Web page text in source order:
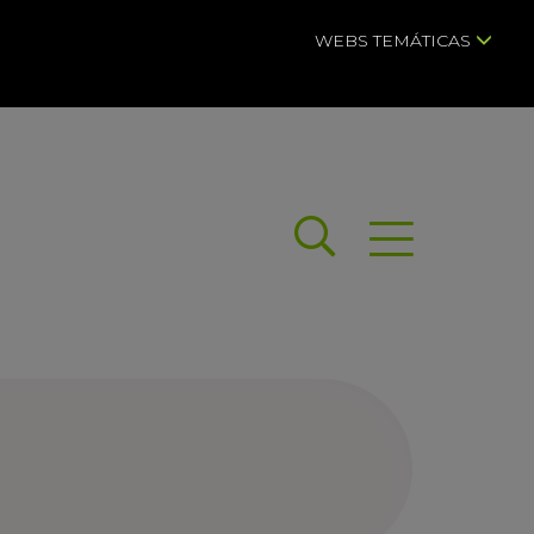
WEBS TEMÁTICAS
BuscarAbrir menú